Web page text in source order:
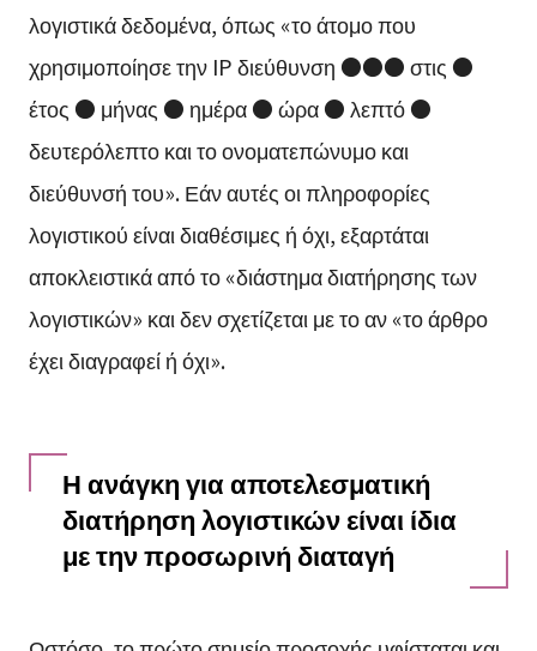
λογιστικά δεδομένα, όπως «το άτομο που
χρησιμοποίησε την IP διεύθυνση ●●● στις ●
έτος ● μήνας ● ημέρα ● ώρα ● λεπτό ●
δευτερόλεπτο και το ονοματεπώνυμο και
διεύθυνσή του». Εάν αυτές οι πληροφορίες
λογιστικού είναι διαθέσιμες ή όχι, εξαρτάται
αποκλειστικά από το «διάστημα διατήρησης των
λογιστικών» και δεν σχετίζεται με το αν «το άρθρο
έχει διαγραφεί ή όχι».
Η ανάγκη για αποτελεσματική
διατήρηση λογιστικών είναι ίδια
με την προσωρινή διαταγή